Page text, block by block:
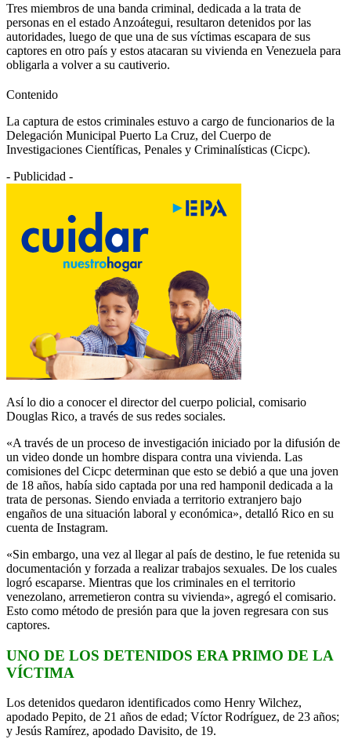
Tres miembros de una banda criminal, dedicada a la trata de
personas en el estado Anzoátegui, resultaron detenidos por las
autoridades, luego de que una de sus víctimas escapara de sus
captores en otro país y estos atacaran su vivienda en Venezuela para
obligarla a volver a su cautiverio.
Contenido
La captura de estos criminales estuvo a cargo de funcionarios de la
Delegación Municipal Puerto La Cruz, del Cuerpo de
Investigaciones Científicas, Penales y Criminalísticas (Cicpc).
- Publicidad -
Así lo dio a conocer el director del cuerpo policial, comisario
Douglas Rico, a través de sus redes sociales.
«A través de un proceso de investigación iniciado por la difusión de
un video donde un hombre dispara contra una vivienda. Las
comisiones del Cicpc determinan que esto se debió a que una joven
de 18 años, había sido captada por una red hamponil dedicada a la
trata de personas. Siendo enviada a territorio extranjero bajo
engaños de una situación laboral y económica», detalló Rico en su
cuenta de Instagram.
«Sin embargo, una vez al llegar al país de destino, le fue retenida su
documentación y forzada a realizar trabajos sexuales. De los cuales
logró escaparse. Mientras que los criminales en el territorio
venezolano, arremetieron contra su vivienda», agregó el comisario.
Esto como método de presión para que la joven regresara con sus
captores.
UNO DE LOS DETENIDOS ERA PRIMO DE LA
VÍCTIMA
Los detenidos quedaron identificados como Henry Wilchez,
apodado Pepito, de 21 años de edad; Víctor Rodríguez, de 23 años;
y Jesús Ramírez, apodado Davisito, de 19.